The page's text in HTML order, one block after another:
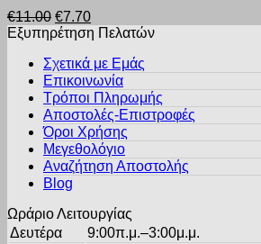
του
προϊόντος
έχει
πολλαπλές
επιλογές
μπορούν
επιλεγούν
σελίδα
€11.00 Original
price
€11.00.
€7.70Η
τρέχουσα
είναι:
€7.70.
Εξυπηρέτηση Πελατών
Σχετικά με Εμάς
Επικοινωνία
Τρόποι Πληρωμής
Αποστολές-Επιστροφές
Όροι Χρήσης
Μεγεθολόγιο
Αναζήτηση Αποστολής
Blog
Ωράριο Λειτουργίας
Δευτέρα
9:00π.μ.–3:00μ.μ.